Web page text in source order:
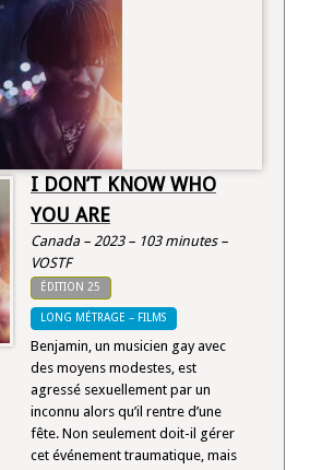
I DON’T KNOW WHO
YOU ARE
Canada – 2023 – 103 minutes –
VOSTF
ÉDITION 25
LONG MÉTRAGE – FILMS
Benjamin, un musicien gay avec
des moyens modestes, est
agressé sexuellement par un
inconnu alors qu’il rentre d’une
fête. Non seulement doit-il gérer
cet événement traumatique, mais